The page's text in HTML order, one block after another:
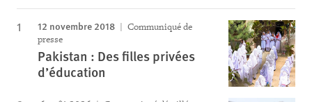
12 novembre 2018
Communiqué de
presse
Pakistan : Des filles privées
d’éducation